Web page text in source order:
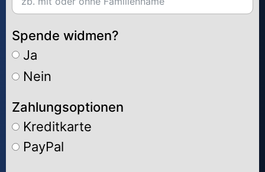
Spende widmen?
Ja
Nein
Zahlungsoptionen
Kreditkarte
PayPal